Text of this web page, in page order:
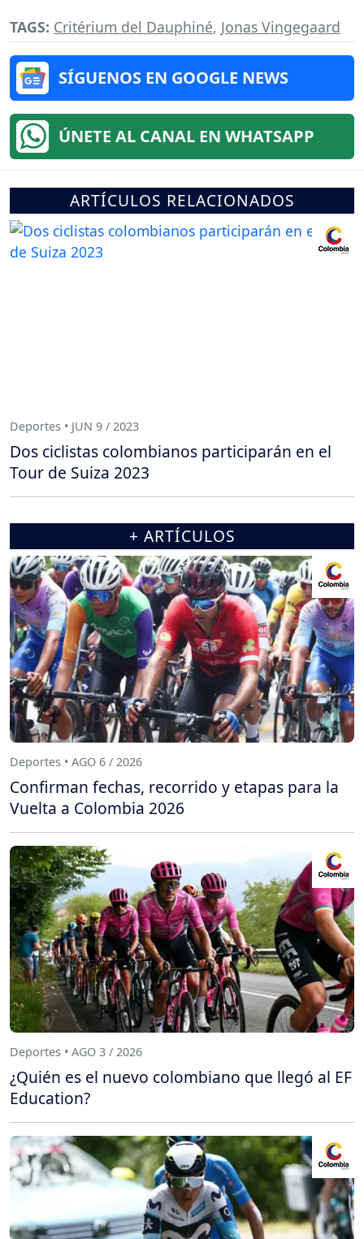
TAGS: Critérium del Dauphiné, Jonas Vingegaard
SÍGUENOS EN GOOGLE NEWS
ÚNETE AL CANAL EN WHATSAPP
ARTÍCULOS RELACIONADOS
Deportes • JUN 9 / 2023
Dos ciclistas colombianos participarán en el
Tour de Suiza 2023
+ ARTÍCULOS
Deportes • AGO 6 / 2026
Confirman fechas, recorrido y etapas para la
Vuelta a Colombia 2026
Deportes • AGO 3 / 2026
¿Quién es el nuevo colombiano que llegó al EF
Education?